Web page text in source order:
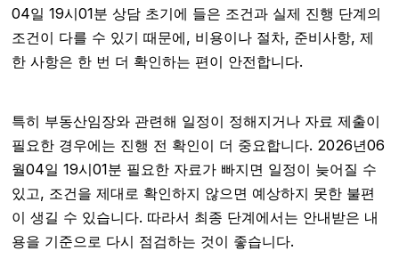
04일 19시01분 상담 초기에 들은 조건과 실제 진행 단계의
조건이 다를 수 있기 때문에, 비용이나 절차, 준비사항, 제
한 사항은 한 번 더 확인하는 편이 안전합니다.
특히 부동산임장와 관련해 일정이 정해지거나 자료 제출이
필요한 경우에는 진행 전 확인이 더 중요합니다. 2026년06
월04일 19시01분 필요한 자료가 빠지면 일정이 늦어질 수
있고, 조건을 제대로 확인하지 않으면 예상하지 못한 불편
이 생길 수 있습니다. 따라서 최종 단계에서는 안내받은 내
용을 기준으로 다시 점검하는 것이 좋습니다.